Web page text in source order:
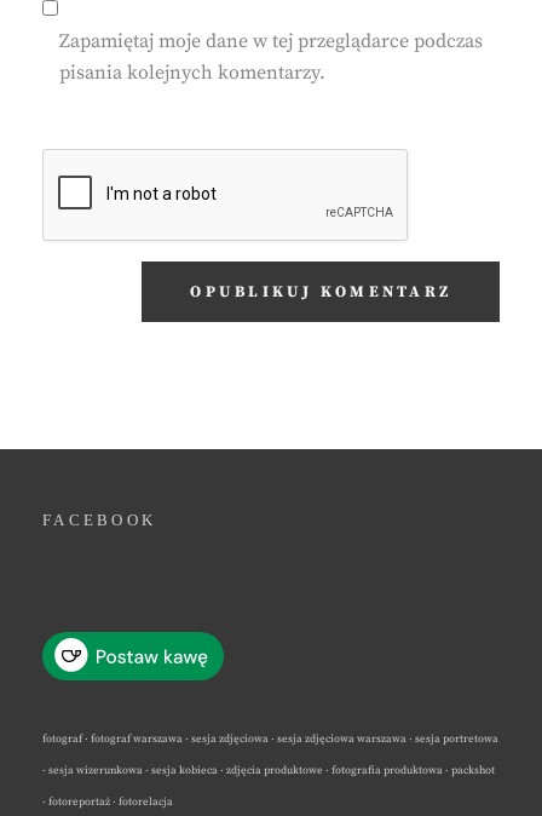
Zapamiętaj moje dane w tej przeglądarce podczas
pisania kolejnych komentarzy.
FACEBOOK
fotograf · fotograf warszawa · sesja zdjęciowa · sesja zdjęciowa warszawa · sesja portretowa
· sesja wizerunkowa · sesja kobieca · zdjęcia produktowe · fotografia produktowa · packshot
· fotoreportaż · fotorelacja